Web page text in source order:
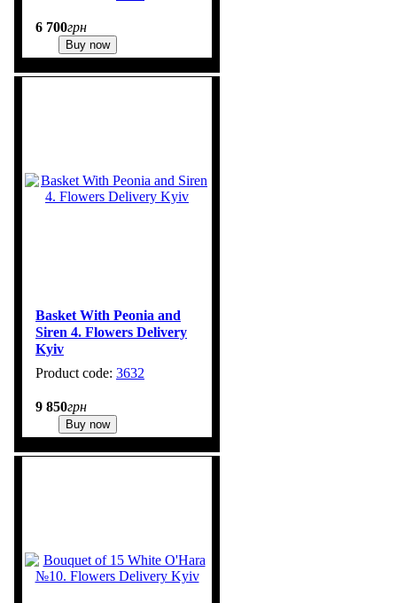
6 700грн
Buy now
Basket With Peonia and
Siren 4. Flowers Delivery
Kyiv
3632
9 850грн
Buy now